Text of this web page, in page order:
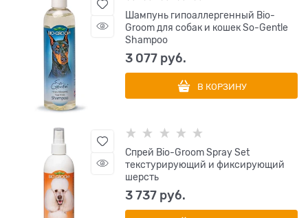
Шампунь гипоаллергенный Bio-
Groom для собак и кошек So-Gentle
Shampoo
3 077 руб.
В КОРЗИНУ
Спрей Bio-Groom Spray Set
текстурирующий и фиксирующий
шерсть
3 737 руб.